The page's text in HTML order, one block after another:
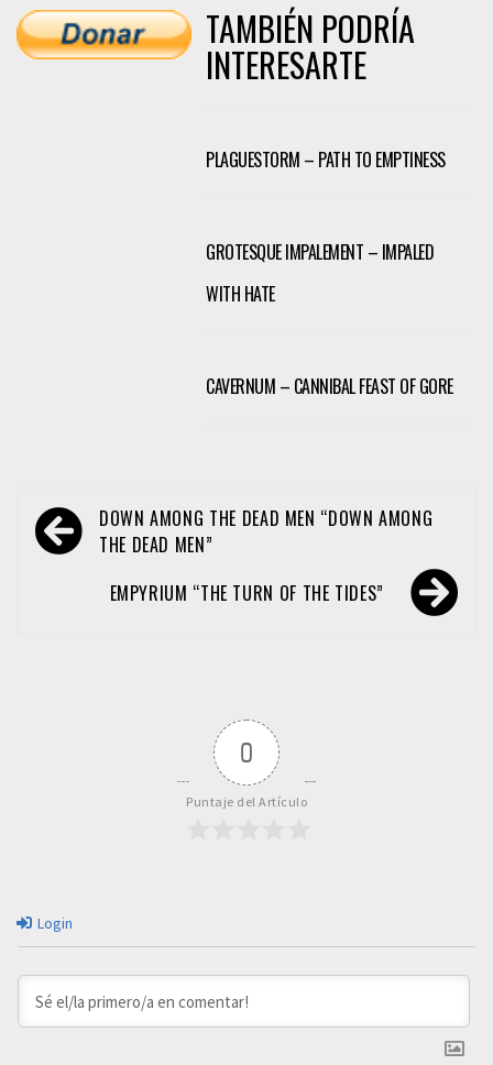
TAMBIÉN PODRÍA
INTERESARTE
PLAGUESTORM – PATH TO EMPTINESS
GROTESQUE IMPALEMENT – IMPALED
WITH HATE
CAVERNUM – CANNIBAL FEAST OF GORE
Navegación
de
entradas
DOWN AMONG THE DEAD MEN “DOWN AMONG
THE DEAD MEN”
EMPYRIUM “THE TURN OF THE TIDES”
0
Puntaje del Artículo
Login